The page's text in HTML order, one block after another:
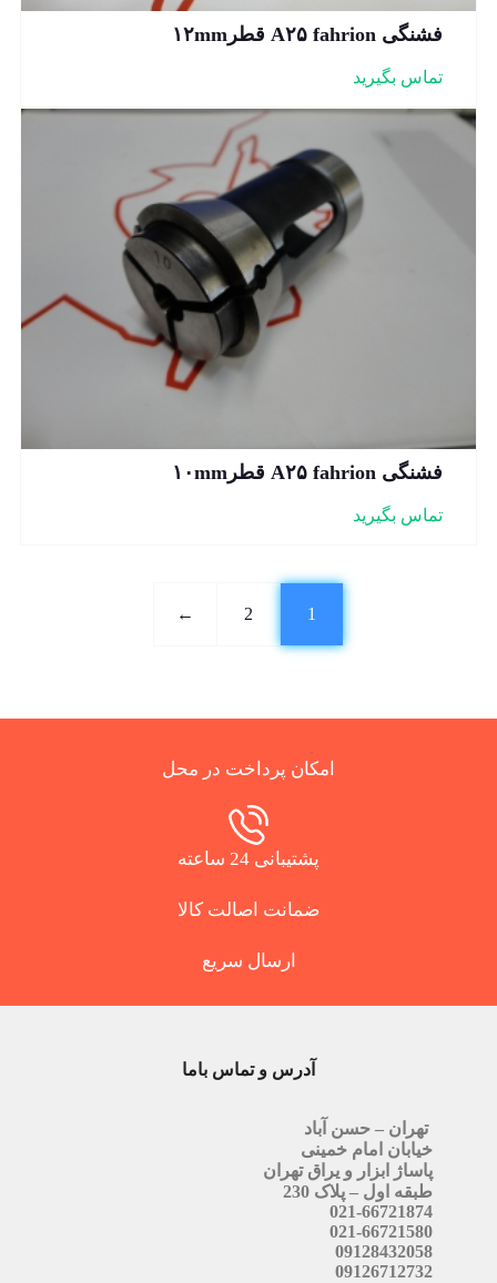
فشنگی A۲۵ fahrion قطر۱۲mm
تماس بگیرید
فشنگی A۲۵ fahrion قطر۱۰mm
تماس بگیرید
1
2
←
امکان پرداخت در محل
پشتیبانی 24 ساعته
ضمانت اصالت کالا
ارسال سریع
آدرس و تماس باما
تهران – حسن آباد
خیابان امام خمینی
پاساژ ابزار و یراق تهران
طبقه اول – پلاک 230
021-66721874
021-66721580
09128432058
09126712732